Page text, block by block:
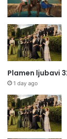
Plamen ljubavi
1 day ago